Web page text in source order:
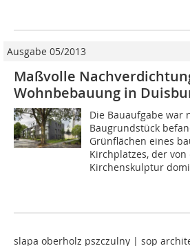
Ausgabe 05/2013
Maßvolle
Wohnbebauung in
Die Bauaufgabe war
Baugrundstück
Grünflächen eines
Kirchplatzes, der
Kirchen­skulptur
slapa oberholz pszczulny | sop